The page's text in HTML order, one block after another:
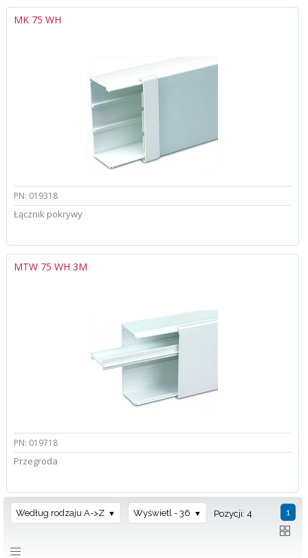
MK 75 WH
PN: 019318
Łącznik pokrywy
MTW 75 WH 3M
PN: 019718
Przegroda
1
Według rodzaju A->Z Wyświetl - 36 Pozycji: 4